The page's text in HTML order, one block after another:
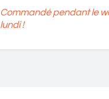
Commandé pendant le
lundi !